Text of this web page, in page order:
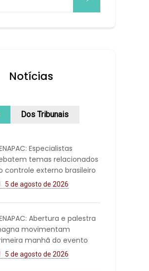
Notícias
Dos Tribunais
Especialistas
temas relacionados
controle externo brasileiro
5 de agosto de 2026
Abertura e palestra
movimentam
manhã do evento
5 de agosto de 2026